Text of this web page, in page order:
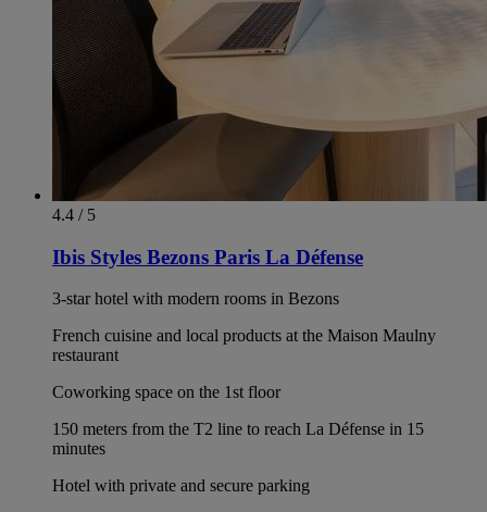
4.4 / 5
Ibis Styles Bezons Paris La Défense
3-star hotel with modern rooms in Bezons
French cuisine and local products at the Maison Maulny
restaurant
Coworking space on the 1st floor
150 meters from the T2 line to reach La Défense in 15
minutes
Hotel with private and secure parking